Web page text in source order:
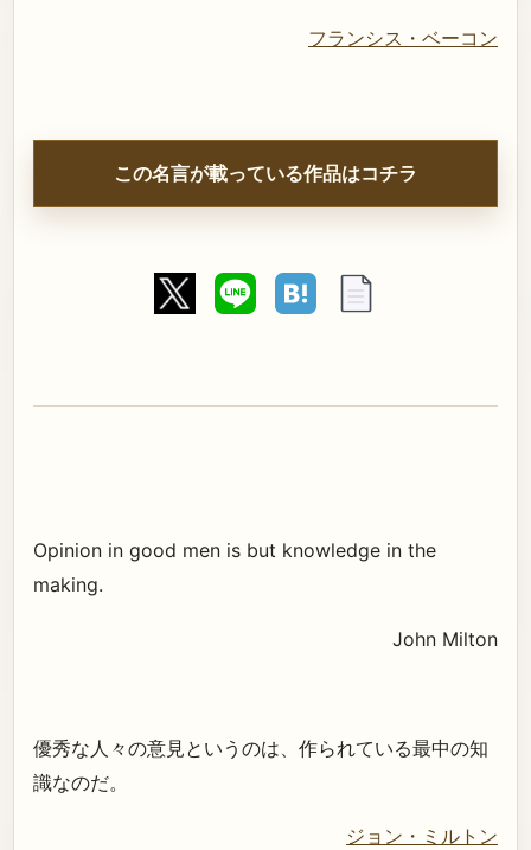
フランシス・ベーコン
この名言が載っている作品はコチラ
Opinion in good men is but knowledge in the
making.
John Milton
優秀な人々の意見というのは、作られている最中の知
識なのだ。
ジョン・ミルトン